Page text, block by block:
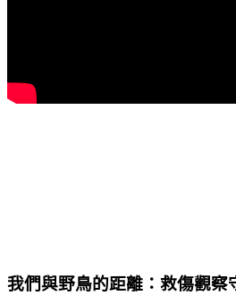
我們與野鳥的距離：救傷觀察